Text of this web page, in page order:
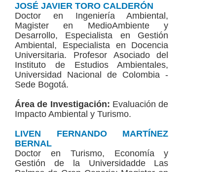
JOSÉ JAVIER TORO CALDERÓN
Doctor en Ingeniería Ambiental,
Magister en MedioAmbiente y
Desarrollo, Especialista en Gestión
Ambiental, Especialista en Docencia
Universitaria. Profesor Asociado del
Instituto de Estudios Ambientales,
Universidad Nacional de Colombia -
Sede Bogotá.
Área de Investigación: Evaluación de
Impacto Ambiental y Turismo.
LIVEN FERNANDO MARTÍNEZ
BERNAL
Doctor en Turismo, Economía y
Gestión de la Universidadde Las